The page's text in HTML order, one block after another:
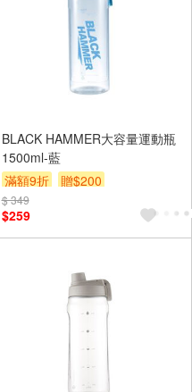
BLACK HAMMER大容量運動瓶
1500ml-藍
滿額9折
贈$200
$ 349
$259